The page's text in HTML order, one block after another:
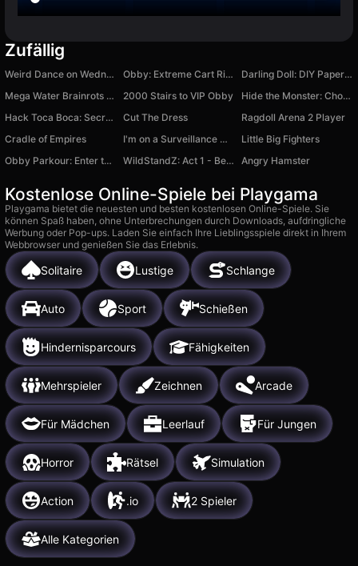
Zufällig
Weird Dance on Wednesday Obby: Extreme Cart Ride
Darling Doll: DIY Paper Doll
Mega Water Brainrots Online
2000 Stairs to VIP Obby
Hide the Monster: Choose Pose
Hack Toca Boca: Secret Stickers
Cut The Dress
Ragdoll Arena 2 Player
Cradle of Empires
I'm on a Surveillance Mission 3
Little Big Fighters
Obby Parkour: Enter the Brainroot
WildStandZ: Act 1 - Beginning Angry Hamster
Kostenlose Online-Spiele bei Playgama
Playgama bietet die neuesten und besten kostenlosen Online-Spiele. Sie
können Spaß haben, ohne Unterbrechungen durch Downloads, aufdringliche
Werbung oder Pop-ups. Laden Sie einfach Ihre Lieblingsspiele direkt in Ihrem
Webbrowser und genießen Sie das Erlebnis.
Solitaire Lustige Schlange
Auto Sport Schießen
Hindernisparcours Fähigkeiten
Mehrspieler Zeichnen Arcade
Für Mädchen Leerlauf Für Jungen
Horror Rätsel Simulation
Action .io 2 Spieler
Alle Kategorien